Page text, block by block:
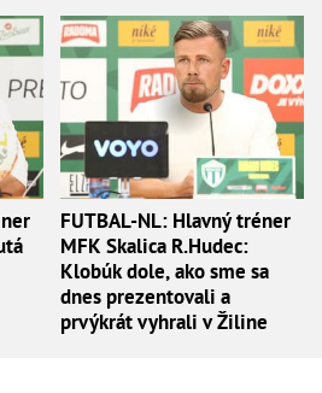
FUTBAL-NL: Hlavný tréner
MFK Skalica R.Hudec:
Klobúk dole, ako sme sa
dnes prezentovali a
prvýkrát vyhrali v Žiline